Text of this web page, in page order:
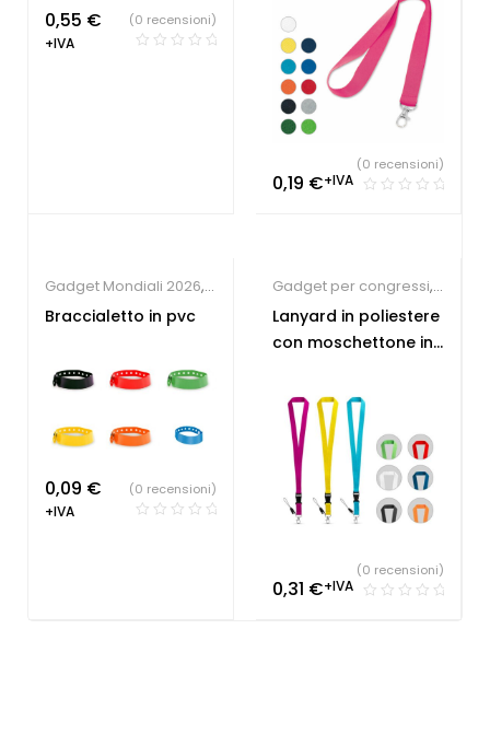
0,55 €
+IVA
(0 recensioni)
0,19 €+IVA
(0 recensioni)
Gadget Mondiali 2026,
Gadget per eventi,
personalizzati
Braccialetto in pvc
0,09 €
+IVA
(0 recensioni)
Gadget per congressi,
Gadget per fiere,
Lanyard
Lanyard in poliestere
con moschettone in
0,31 €+IVA
(0 recensioni)